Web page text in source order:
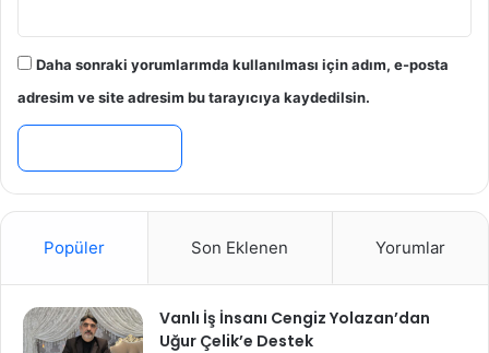
Daha sonraki yorumlarımda kullanılması için adım, e-posta
adresim ve site adresim bu tarayıcıya kaydedilsin.
Popüler Son Eklenen Yorumlar
Vanlı İş İnsanı Cengiz Yolazan’dan
Uğur Çelik’e Destek